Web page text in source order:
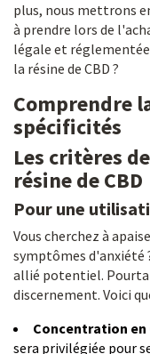
plus, nous mettrons
à prendre lors de
légale et
la résine de CBD ?
Comprendre
spécificités
Les critères
résine de CBD
Pour une
Vous cherchez à
symptômes d'anxiété
allié potentiel.
discernement. Voici
Concentration en
sera privilégiée pour